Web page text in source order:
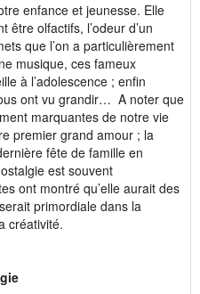
enfance et jeunesse. Elle
être olfactifs, l’odeur d’un
que l’on a particulièrement
musique, ces fameux
à l’adolescence ; enfin
ont vu grandir… A noter que
marquantes de notre vie
premier grand amour ; la
fête de famille en
est souvent
ont montré qu’elle aurait des
primordiale dans la
créativité.